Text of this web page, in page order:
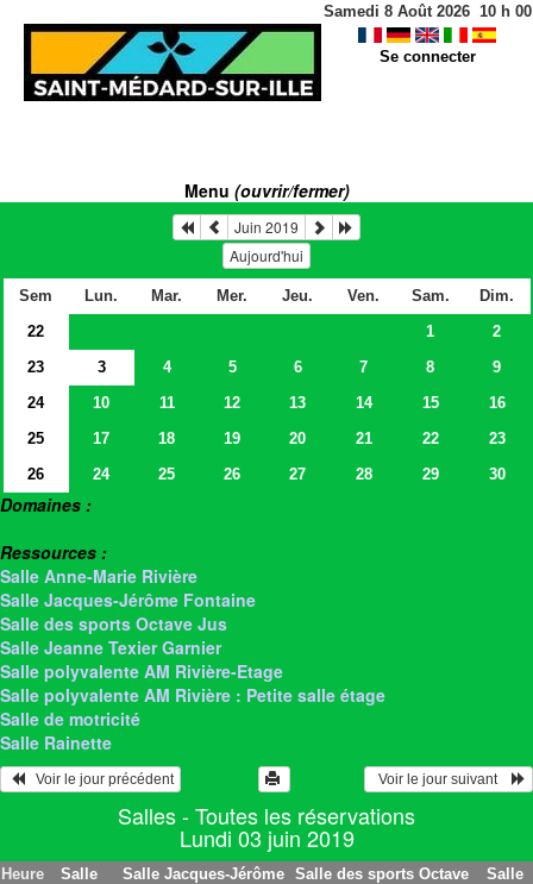
Samedi 8 Août 2026 10h 00
Se connecter
Menu (ouvrir/fermer)
Juin 2019
Aujourd'hui
Sem Lun. Mar. Mer. Jeu. Ven. Sam.
Dim.
22
1
2
23
3 4 5 6 7 8
9
24
10 11 12 13 14 15
16
25
17 18 19 20 21 22
23
26
24 25 26 27 28 29 30
Domaines :
Ressources :
Salle Anne-Marie Rivière
Salle Jacques-Jérôme Fontaine
Salle des sports Octave Jus
Salle Jeanne Texier Garnier
Salle polyvalente AM Rivière-Etage
Salle polyvalente AM Rivière : Petite salle étage
Salle de motricité
Salle Rainette
   Voir le jour précédent
  Voir le jour suivant
Salles - Toutes les réservations
Lundi 03 juin 2019
Heure
Salle
Salle Jacques-Jérôme Salle des sports Octave
Salle